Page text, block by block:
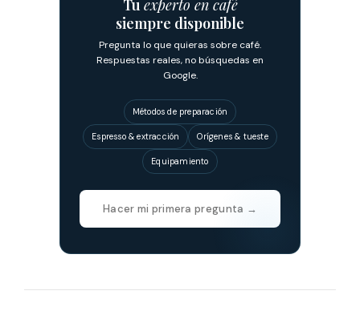
Tu experto en café
siempre disponible
Pregunta lo que quieras sobre café.
Respuestas reales, no búsquedas en
Google.
Métodos de preparación
Espresso & extracción Orígenes & tueste
Equipamiento
Hacer mi primera pregunta →